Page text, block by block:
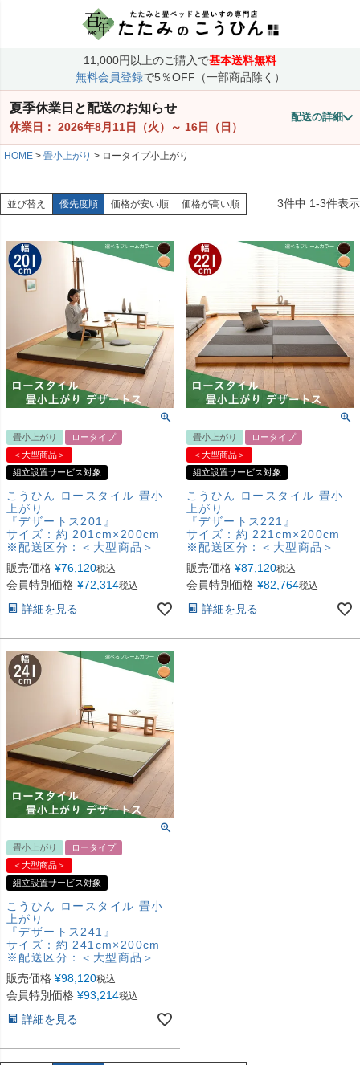
11,000円以上のご購入で基本送料無料
無料会員登録で5％OFF（一部商品除く）
夏季休業日と配送のお知らせ
休業日： 2026年8月11日（火） ～ 16日（日）
配送の詳細
HOME 畳小上がり ロータイプ小上がり
並び替え 優先度順 価格が安い順 価格が高い順 3件中 1-3件表示
畳小上がり
ロータイプ
＜大型商品＞
組立設置サービス対象
こうひん ロースタイル 畳小
上がり
『デザートス201』
サイズ：約 201cm×200cm
※配送区分：＜大型商品＞
販売価格 ¥76,120税込
会員特別価格 ¥72,314税込
詳細を見る
畳小上がり
ロータイプ
＜大型商品＞
組立設置サービス対象
こうひん ロースタイル 畳小
上がり
『デザートス221』
サイズ：約 221cm×200cm
※配送区分：＜大型商品＞
販売価格 ¥87,120税込
会員特別価格 ¥82,764税込
詳細を見る
畳小上がり
ロータイプ
＜大型商品＞
組立設置サービス対象
こうひん ロースタイル 畳小
上がり
『デザートス241』
サイズ：約 241cm×200cm
※配送区分：＜大型商品＞
販売価格 ¥98,120税込
会員特別価格 ¥93,214税込
詳細を見る